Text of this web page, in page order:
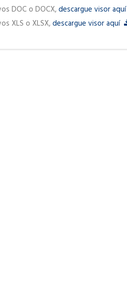
DOC o DOCX,descargue visor aquí
XLS o XLSX,descargue visor aquí